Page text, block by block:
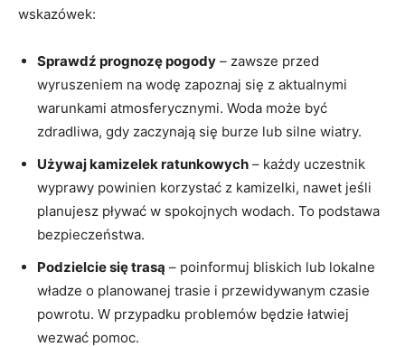
wskazówek:
Sprawdź prognozę pogody – zawsze przed
wyruszeniem na wodę zapoznaj się z aktualnymi
warunkami atmosferycznymi. Woda może być
zdradliwa, gdy zaczynają się burze lub silne wiatry.
Używaj kamizelek ratunkowych – każdy uczestnik
wyprawy powinien korzystać z kamizelki, nawet jeśli
planujesz pływać w spokojnych wodach. To podstawa
bezpieczeństwa.
Podzielcie się trasą – poinformuj bliskich lub lokalne
władze o planowanej trasie i przewidywanym czasie
powrotu. W przypadku problemów będzie łatwiej
wezwać pomoc.